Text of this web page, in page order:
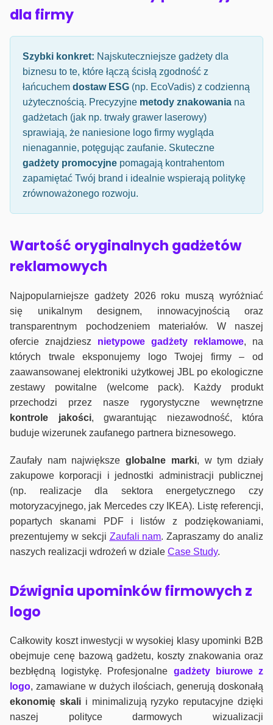
dla firmy
Szybki konkret: Najskuteczniejsze gadżety dla
biznesu to te, które łączą ścisłą zgodność z
łańcuchem dostaw ESG (np. EcoVadis) z codzienną
użytecznością. Precyzyjne metody znakowania na
gadżetach (jak np. trwały grawer laserowy)
sprawiają, że naniesione logo firmy wygląda
nienagannie, potęgując zaufanie. Skuteczne
gadżety promocyjne pomagają kontrahentom
zapamiętać Twój brand i idealnie wspierają politykę
zrównoważonego rozwoju.
Wartość oryginalnych gadżetów
reklamowych
Najpopularniejsze gadżety 2026 roku muszą wyróżniać
się unikalnym designem, innowacyjnością oraz
transparentnym pochodzeniem materiałów. W naszej
ofercie znajdziesz nietypowe gadżety reklamowe, na
których trwale eksponujemy logo Twojej firmy – od
zaawansowanej elektroniki użytkowej JBL po ekologiczne
zestawy powitalne (welcome pack). Każdy produkt
przechodzi przez nasze rygorystyczne wewnętrzne
kontrole jakości, gwarantując niezawodność, która
buduje wizerunek zaufanego partnera biznesowego.
Zaufały nam największeglobalne marki, w tym działy
zakupowe korporacji i jednostki administracji publicznej
(np. realizacje dla sektora energetycznego czy
motoryzacyjnego, jak Mercedes czy IKEA). Listę referencji,
popartych skanami PDF i listów z podziękowaniami,
prezentujemy w sekcji Zaufali nam. Zapraszamy do analiz
naszych realizacji wdrożeń w dziale Case Study.
Dźwignia upominków firmowych z
logo
Całkowity koszt inwestycji w wysokiej klasy upominki B2B
obejmuje cenę bazową gadżetu, koszty znakowania oraz
bezbłędną logistykę. Profesjonalne gadżety biurowe z
logo, zamawiane w dużych ilościach, generują doskonałą
ekonomię skalii minimalizują ryzyko reputacyjne dzięki
naszej polityce darmowych wizualizacji